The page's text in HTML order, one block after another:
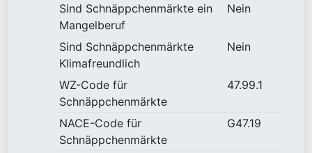
Sind Schnäppchenmärkte ein
Mangelberuf
Nein
Sind Schnäppchenmärkte
Klimafreundlich
Nein
WZ-Code für
Schnäppchenmärkte
47.99.1
NACE-Code für
Schnäppchenmärkte
G47.19